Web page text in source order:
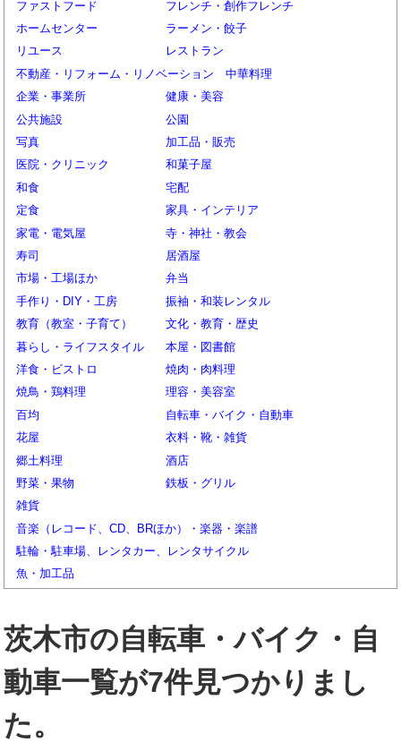
ファストフード
フレンチ・創作フレンチ
ホームセンター
ラーメン・餃子
リユース
レストラン
不動産・リフォーム・リノベーション
中華料理
企業・事業所
健康・美容
公共施設
公園
写真
加工品・販売
医院・クリニック
和菓子屋
和食
宅配
定食
家具・インテリア
家電・電気屋
寺・神社・教会
寿司
居酒屋
市場・工場ほか
弁当
手作り・DIY・工房
振袖・和装レンタル
教育（教室・子育て）
文化・教育・歴史
暮らし・ライフスタイル
本屋・図書館
洋食・ビストロ
焼肉・肉料理
焼鳥・鶏料理
理容・美容室
百均
自転車・バイク・自動車
花屋
衣料・靴・雑貨
郷土料理
酒店
野菜・果物
鉄板・グリル
雑貨
音楽（レコード、CD、BRほか）・楽器・楽譜
駐輪・駐車場、レンタカー、レンタサイクル
魚・加工品
茨木市の自転車・バイク・自
動車一覧が7件見つかりまし
た。